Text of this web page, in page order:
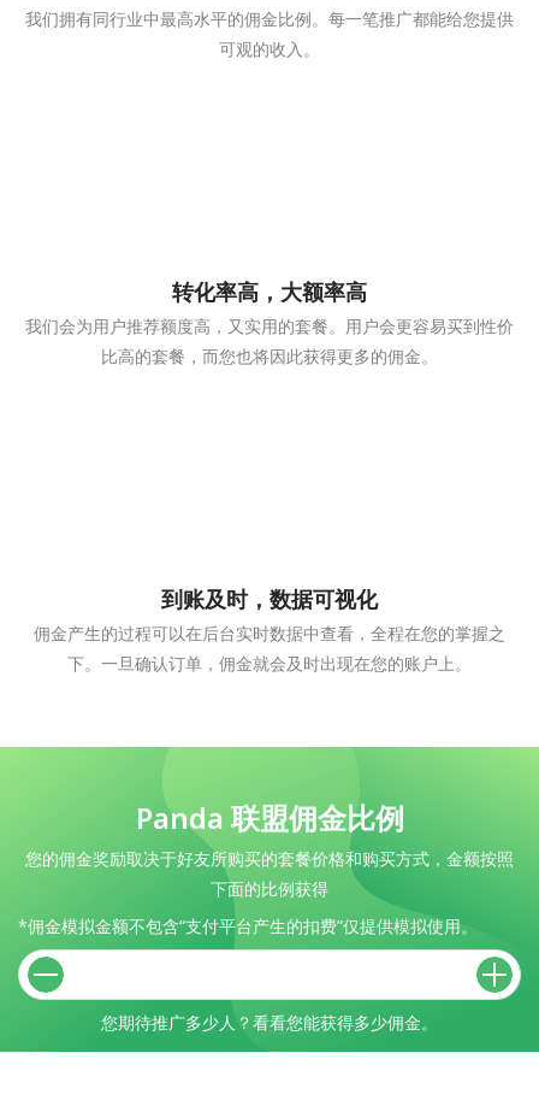
我们拥有同行业中最高水平的佣金比例。每一笔推广都能给您提供
可观的收入。
转化率高，大额率高
我们会为用户推荐额度高，又实用的套餐。用户会更容易买到性价
比高的套餐，而您也将因此获得更多的佣金。
到账及时，数据可视化
佣金产生的过程可以在后台实时数据中查看，全程在您的掌握之
下。一旦确认订单，佣金就会及时出现在您的账户上。
Panda 联盟佣金比例
您的佣金奖励取决于好友所购买的套餐价格和购买方式，金额按照
下面的比例获得
*佣金模拟金额不包含“支付平台产生的扣费”仅提供模拟使用。
您期待推广多少人？看看您能获得多少佣金。